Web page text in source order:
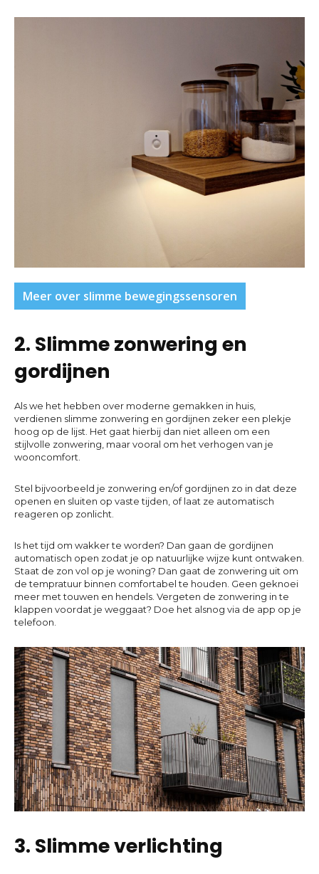
Meer over slimme bewegingssensoren
2. Slimme zonwering en
gordijnen
Als we het hebben over moderne gemakken in huis,
verdienen slimme zonwering en gordijnen zeker een plekje
hoog op de lijst. Het gaat hierbij dan niet alleen om een
stijlvolle zonwering, maar vooral om het verhogen van je
wooncomfort.
Stel bijvoorbeeld je zonwering en/of gordijnen zo in dat deze
openen en sluiten op vaste tijden, of laat ze automatisch
reageren op zonlicht.
Is het tijd om wakker te worden? Dan gaan de gordijnen
automatisch open zodat je op natuurlijke wijze kunt ontwaken.
Staat de zon vol op je woning? Dan gaat de zonwering uit om
de tempratuur binnen comfortabel te houden. Geen geknoei
meer met touwen en hendels. Vergeten de zonwering in te
klappen voordat je weggaat? Doe het alsnog via de app op je
telefoon.
3. Slimme verlichting